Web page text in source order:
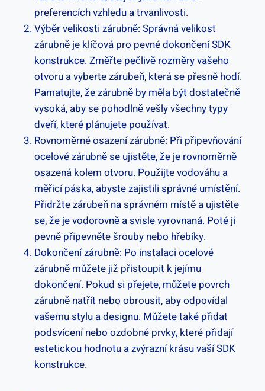
preferencích vzhledu a trvanlivosti.
Výběr velikosti zárubně: Správná velikost
zárubně je klíčová pro pevné dokončení SDK
konstrukce. Změřte pečlivě rozměry vašeho
otvoru a vyberte zárubeň, která se přesně hodí.
Pamatujte, že zárubně by měla být dostatečně
vysoká, aby se pohodlně vešly všechny typy
dveří, které plánujete používat.
Rovnoměrné osazení zárubně: Při připevňování
ocelové zárubně se ujistěte, že je rovnoměrně
osazená kolem otvoru. Použijte vodováhu a
měřicí páska, abyste zajistili správné umístění.
Přidržte zárubeň na správném místě a ujistěte
se, že je vodorovně a svisle vyrovnaná. Poté ji
pevně připevněte šrouby nebo hřebíky.
Dokončení zárubně: Po instalaci ocelové
zárubně můžete již přistoupit k jejímu
dokončení. Pokud si přejete, můžete povrch
zárubně natřít nebo obrousit, aby odpovídal
vašemu stylu a designu. Můžete také přidat
podsvícení nebo ozdobné prvky, které přidají
estetickou hodnotu a zvýrazní krásu vaší SDK
konstrukce.